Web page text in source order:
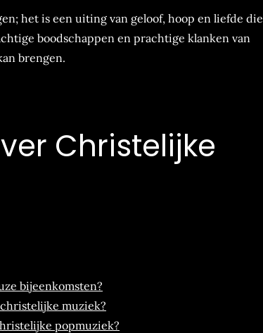
het is een uiting van geloof, hoop en liefde die
boodschappen en prachtige klanken van
brengen.
Christelijke
bijeenkomsten?
muziek?
popmuziek?